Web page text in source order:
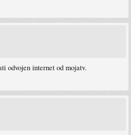
odvojen internet od mojatv.